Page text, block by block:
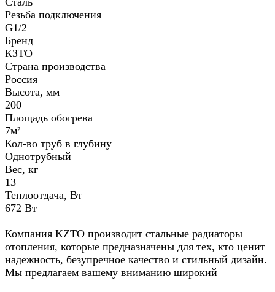
Резьба подключения
G1/2
Бренд
КЗТО
Страна производства
Россия
Высота, мм
200
Площадь обогрева
7м²
Кол-во труб в глубину
Однотрубный
Вес, кг
13
Теплоотдача, Вт
672 Вт
Компания KZTO производит стальные радиаторы
отопления, которые предназначены для тех, кто ценит
надежность, безупречное качество и стильный дизайн.
Мы предлагаем вашему вниманию широкий